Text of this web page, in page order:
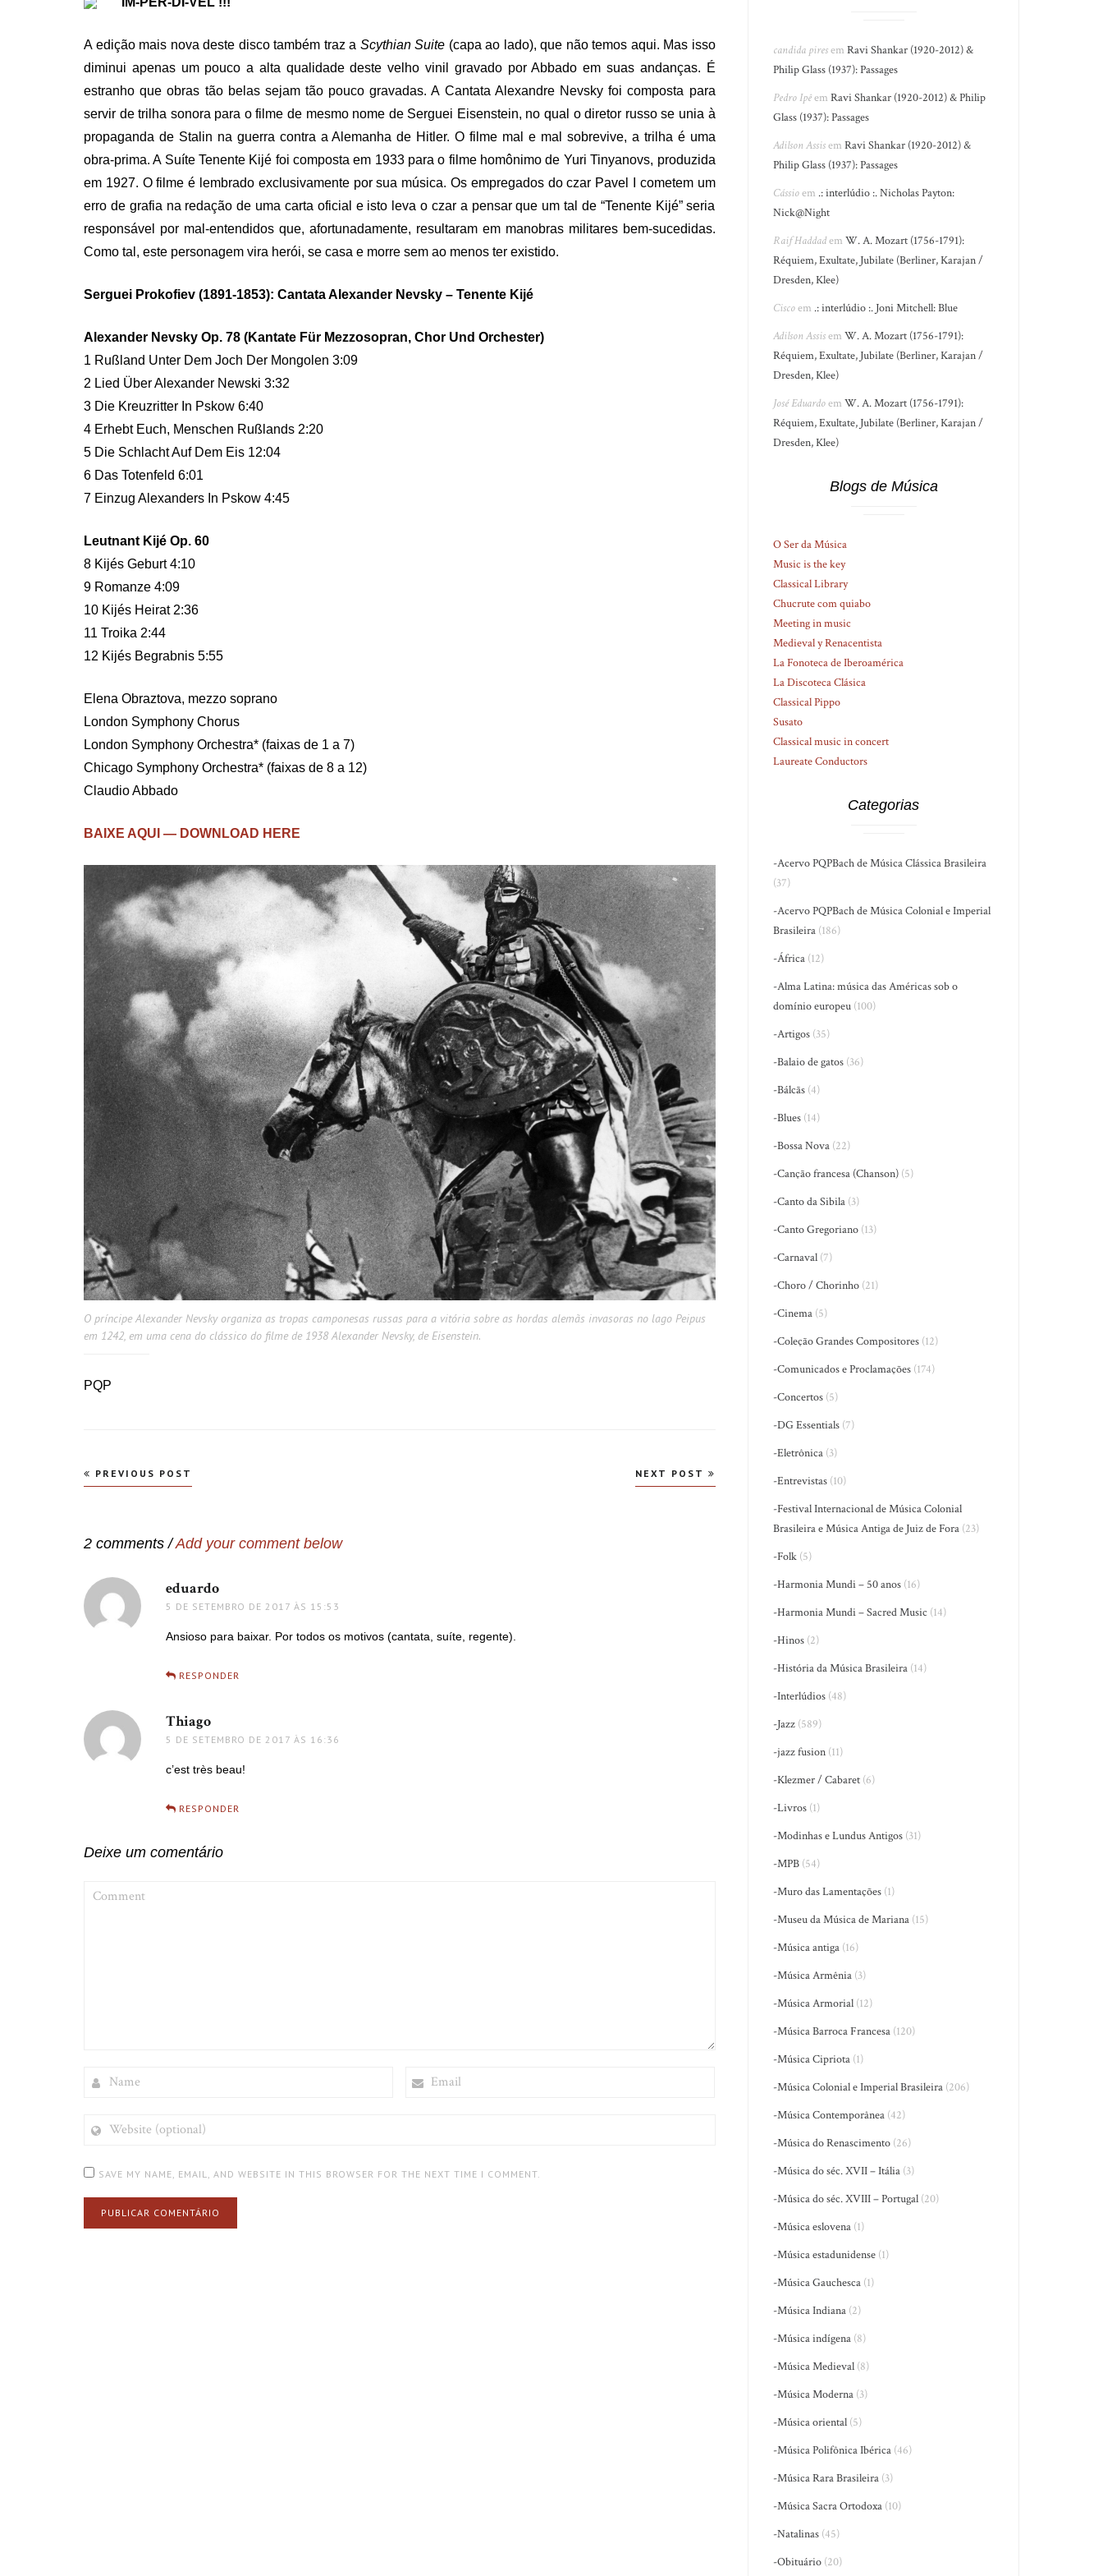
A edição mais nova deste disco também traz a Scythian Suite (capa ao lado), que não temos aqui. Mas isso
diminui apenas um pouco a alta qualidade deste velho vinil gravado por Abbado em suas andanças. É
estranho que obras tão belas sejam tão pouco gravadas. A Cantata Alexandre Nevsky foi composta para
servir de trilha sonora para o filme de mesmo nome de Serguei Eisenstein, no qual o diretor russo se unia à
propaganda de Stalin na guerra contra a Alemanha de Hitler. O filme mal e mal sobrevive, a trilha é uma
obra-prima. A Suíte Tenente Kijé foi composta em 1933 para o filme homônimo de Yuri Tinyanovs, produzida
em 1927. O filme é lembrado exclusivamente por sua música. Os empregados do czar Pavel I cometem um
erro de grafia na redação de uma carta oficial e isto leva o czar a pensar que um tal de “Tenente Kijé” seria
responsável por mal-entendidos que, afortunadamente, resultaram em manobras militares bem-sucedidas.
Como tal, este personagem vira herói, se casa e morre sem ao menos ter existido.
Serguei Prokofiev (1891-1853): Cantata Alexander Nevsky – Tenente Kijé
Alexander Nevsky Op. 78 (Kantate Für Mezzosopran, Chor Und Orchester)
1 Rußland Unter Dem Joch Der Mongolen 3:09
2 Lied Über Alexander Newski 3:32
3 Die Kreuzritter In Pskow 6:40
4 Erhebt Euch, Menschen Rußlands 2:20
5 Die Schlacht Auf Dem Eis 12:04
6 Das Totenfeld 6:01
7 Einzug Alexanders In Pskow 4:45
Leutnant Kijé Op. 60
8 Kijés Geburt 4:10
9 Romanze 4:09
10 Kijés Heirat 2:36
11 Troika 2:44
12 Kijés Begrabnis 5:55
Elena Obraztova, mezzo soprano
London Symphony Chorus
London Symphony Orchestra* (faixas de 1 a 7)
Chicago Symphony Orchestra* (faixas de 8 a 12)
Claudio Abbado
BAIXE AQUI — DOWNLOAD HERE
O príncipe Alexander Nevsky organiza as tropas camponesas russas para a vitória sobre as hordas alemãs invasoras no lago Peipus
em 1242, em uma cena do clássico do filme de 1938 Alexander Nevsky, de Eisenstein.
PQP
Navegação
PREVIOUS POST NEXT POST
2 comments /Add your comment below
eduardo
5 DE SETEMBRO DE 2017 ÀS 15:53
Ansioso para baixar. Por todos os motivos (cantata, suíte, regente).
RESPONDER
Thiago
5 DE SETEMBRO DE 2017 ÀS 16:36
c’est très beau!
RESPONDER
Deixe um comentário
(OPTIONAL)
SAVE MY NAME, EMAIL, AND WEBSITE IN THIS BROWSER FOR THE NEXT TIME I COMMENT.
candida piresemRavi Shankar (1920-2012) &
Philip Glass (1937): Passages
Pedro IpêemRavi Shankar (1920-2012) & Philip
Glass (1937): Passages
Adilson AssisemRavi Shankar (1920-2012) &
Philip Glass (1937): Passages
Cássioem .: interlúdio :. Nicholas Payton:
Nick@Night
Raif HaddademW. A. Mozart (1756-1791):
Réquiem, Exultate, Jubilate (Berliner, Karajan /
Dresden, Klee)
Ciscoem .: interlúdio :. Joni Mitchell: Blue
Adilson AssisemW. A. Mozart (1756-1791):
Réquiem, Exultate, Jubilate (Berliner, Karajan /
Dresden, Klee)
José EduardoemW. A. Mozart (1756-1791):
Réquiem, Exultate, Jubilate (Berliner, Karajan /
Dresden, Klee)
Blogs de Música
O Ser da Música
Music is the key
Classical Library
Chucrute com quiabo
Meeting in music
Medieval y Renacentista
La Fonoteca de Iberoamérica
La Discoteca Clásica
Classical Pippo
Susato
Classical music in concert
Laureate Conductors
Categorias
-Acervo PQPBach de Música Clássica Brasileira
(37)
-Acervo PQPBach de Música Colonial e Imperial
Brasileira (186)
-África (12)
-Alma Latina: música das Américas sob o
domínio europeu (100)
-Artigos (35)
-Balaio de gatos (36)
-Bálcãs (4)
-Blues (14)
-Bossa Nova (22)
-Canção francesa (Chanson) (5)
-Canto da Sibila (3)
-Canto Gregoriano (13)
-Carnaval (7)
-Choro / Chorinho (21)
-Cinema (5)
-Coleção Grandes Compositores (12)
-Comunicados e Proclamações (174)
-Concertos (5)
-DG Essentials (7)
-Eletrônica (3)
-Entrevistas (10)
-Festival Internacional de Música Colonial
Brasileira e Música Antiga de Juiz de Fora (23)
-Folk (5)
-Harmonia Mundi – 50 anos (16)
-Harmonia Mundi – Sacred Music (14)
-Hinos (2)
-História da Música Brasileira (14)
-Interlúdios (48)
-Jazz (589)
-jazz fusion (11)
-Klezmer / Cabaret (6)
-Livros (1)
-Modinhas e Lundus Antigos (31)
-MPB (54)
-Muro das Lamentações (1)
-Museu da Música de Mariana (15)
-Música antiga (16)
-Música Armênia (3)
-Música Armorial (12)
-Música Barroca Francesa (120)
-Música Cipriota (1)
-Música Colonial e Imperial Brasileira (206)
-Música Contemporânea (42)
-Música do Renascimento (26)
-Música do séc. XVII – Itália (3)
-Música do séc. XVIII – Portugal (20)
-Música eslovena (1)
-Música estadunidense (1)
-Música Gauchesca (1)
-Música Indiana (2)
-Música indígena (8)
-Música Medieval (8)
-Música Moderna (3)
-Música oriental (5)
-Música Polifônica Ibérica (46)
-Música Rara Brasileira (3)
-Música Sacra Ortodoxa (10)
-Natalinas (45)
-Obituário (20)